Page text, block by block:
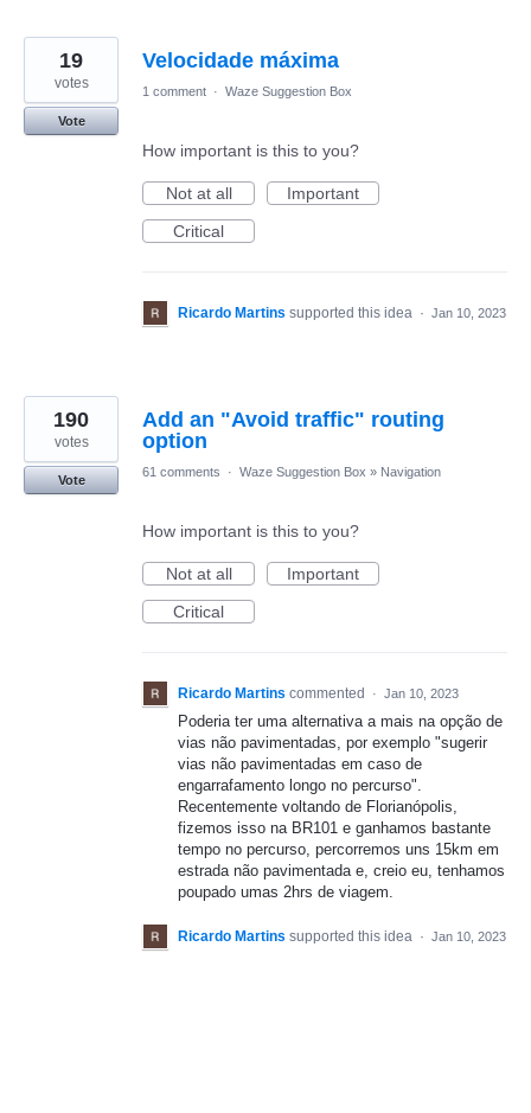
Velocidade máxima
19
votes
Vote
1 comment · Waze Suggestion Box
How important is this to you?
Not at all
Important
Critical
Ricardo Martins supported this idea · Jan 10, 2023
Add an "Avoid traffic" routing
option
190
votes
Vote
61 comments · Waze Suggestion Box » Navigation
How important is this to you?
Not at all
Important
Critical
Ricardo Martins commented · Jan 10, 2023
Poderia ter uma alternativa a mais na opção de
vias não pavimentadas, por exemplo "sugerir
vias não pavimentadas em caso de
engarrafamento longo no percurso".
Recentemente voltando de Florianópolis,
fizemos isso na BR101 e ganhamos bastante
tempo no percurso, percorremos uns 15km em
estrada não pavimentada e, creio eu, tenhamos
poupado umas 2hrs de viagem.
Ricardo Martins supported this idea · Jan 10, 2023